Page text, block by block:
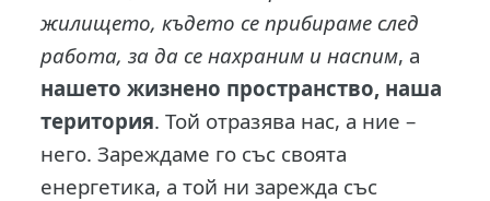
жилището, където се прибираме след
работа, за да сенахраним и наспим, а
нашето жизнено пространство, наша
територия. Той отразява нас, а ние –
него. Зареждаме го със своята
енергетика, а той ни зарежда със